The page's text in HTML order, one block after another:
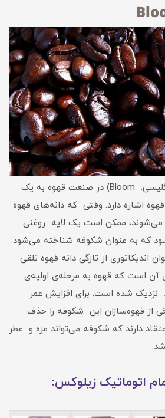
اصطلاح “شکوفه” (به انگلیسی: Bloom) در صنعت قهوه به یک
اشاره دارد. وقتی که دانه‌های قهوه
می‌شوند، ممکن است یک لایه روغنی
که به عنوان شکوفه شناخته می‌شود.
اندیکاتوری از تازگی دانه قهوه تلقی
است که قهوه به مرحله‌ی اولیه‌ی
نزدیک شده است. برای افزایش عمر
از قهوه‌سازان این شکوفه را حذف
دارند که شکوفه می‌تواند مزه و عطر
اتوماتیک زیلوکس: